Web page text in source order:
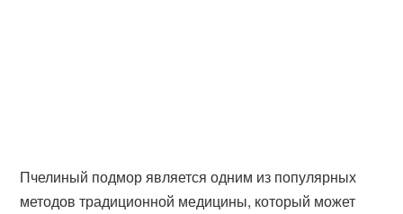
Пчелиный подмор является одним из популярных
методов традиционной медицины, который может